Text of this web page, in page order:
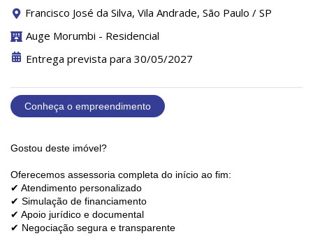
Francisco José da Silva, Vila Andrade, São Paulo / SP
Auge Morumbi - Residencial
Entrega prevista para 30/05/2027
Conheça o empreendimento
Gostou deste imóvel?
Oferecemos assessoria completa do início ao fim:
✔ Atendimento personalizado
✔ Simulação de financiamento
✔ Apoio jurídico e documental
✔ Negociação segura e transparente